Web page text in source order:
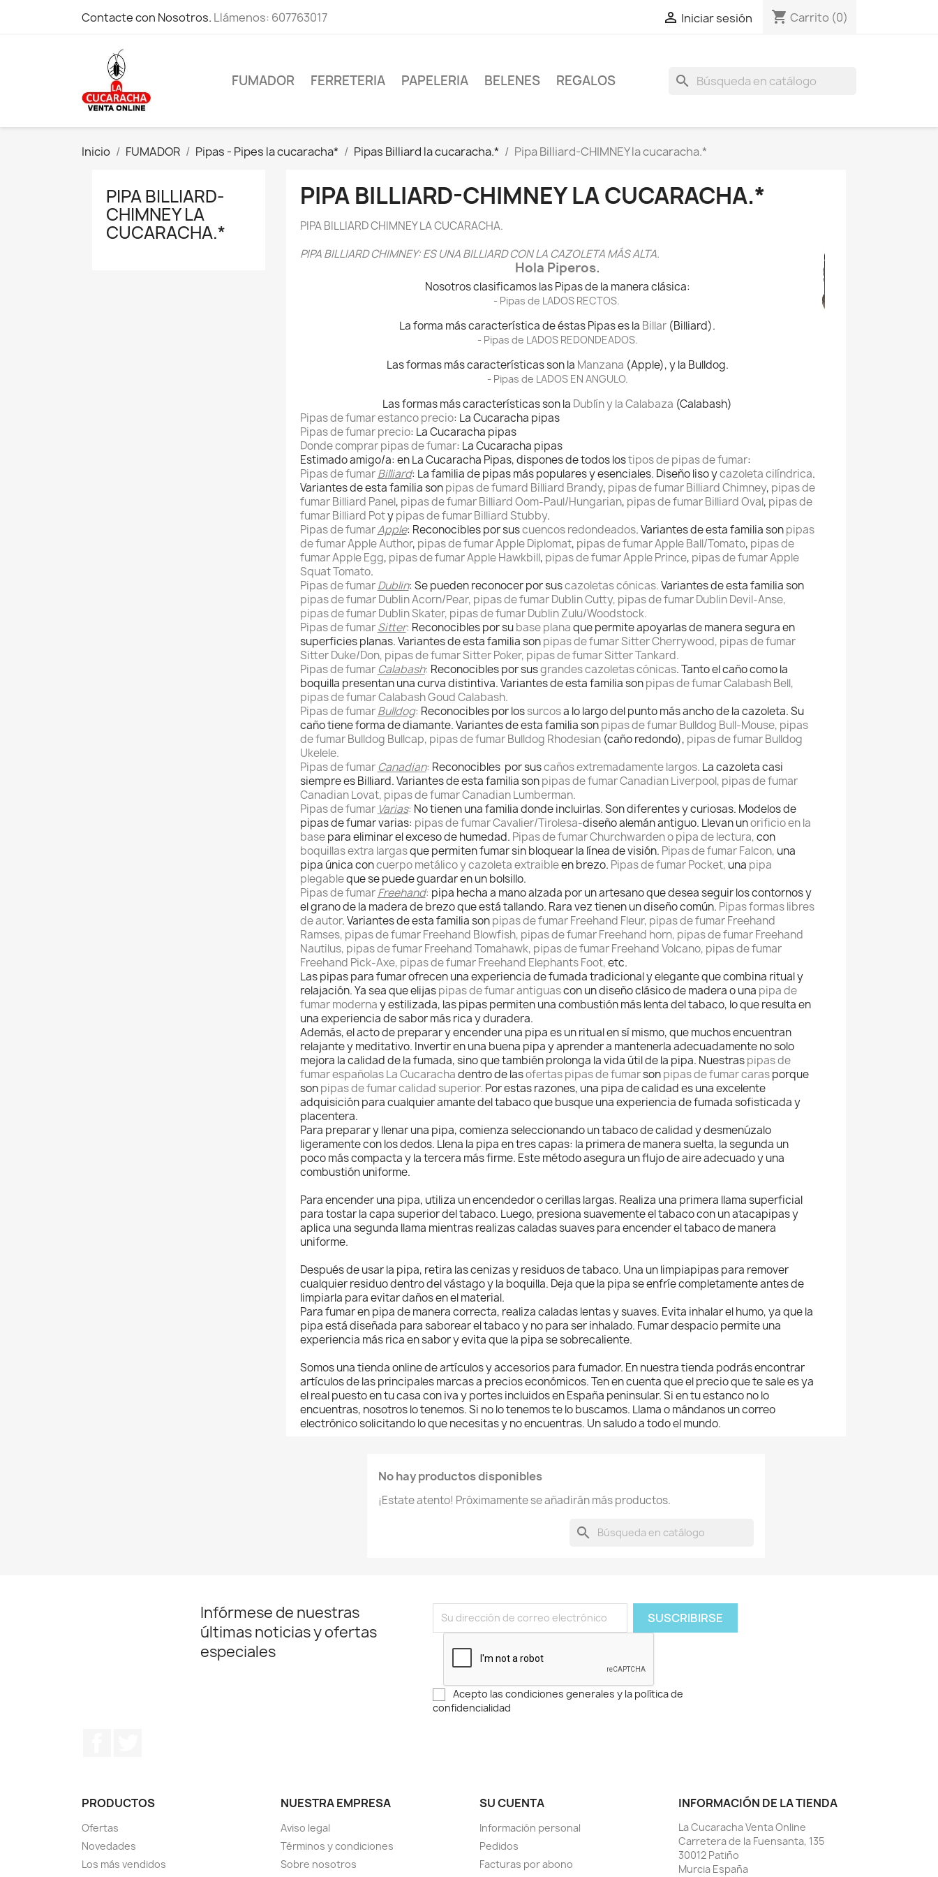
Contacte con Nosotros. Llámenos: 607763017  Iniciar sesión shopping_cart Carrito (0)
FUMADOR FERRETERIA PAPELERIA BELENES REGALOS search
Inicio FUMADOR Pipas - Pipes la cucaracha* Pipas Billiard la cucaracha.* Pipa Billiard-CHIMNEY la cucaracha.*
PIPA BILLIARD-
CHIMNEY LA
CUCARACHA.*
PIPA BILLIARD-CHIMNEY LA CUCARACHA.*
PIPA BILLIARD CHIMNEY LA CUCARACHA.
PIPA BILLIARD CHIMNEY: ES UNA BILLIARD CON LA CAZOLETA MÁS ALTA.
Hola Piperos.
Nosotros clasificamos las Pipas de la manera clásica:
- Pipas de LADOS RECTOS.
La forma más característica de éstas Pipas es la Billar (Billiard).
- Pipas de LADOS REDONDEADOS.
Las formas más características son la Manzana (Apple), y la Bulldog.
- Pipas de LADOS EN ANGULO.
Las formas más características son la Dublín y la Calabaza (Calabash)
Pipas de fumar estanco precio: La Cucaracha pipas
Pipas de fumar precio: La Cucaracha pipas
Donde comprar pipas de fumar: La Cucaracha pipas
Estimado amigo/a: en La Cucaracha Pipas, dispones de todos lostipos de pipas de fumar:
Pipas de fumarBilliard: La familia de pipas más populares y esenciales. Diseño liso ycazoleta cilíndrica.
Variantes de esta familia sonpipas de fumard Billiard Brandy, pipas de fumar Billiard Chimney, pipas de
fumar Billiard Panel, pipas de fumar Billiard Oom-Paul/Hungarian, pipas de fumar Billiard Oval, pipas de
fumar Billiard Potypipas de fumar Billiard Stubby.
Pipas de fumarApple: Reconocibles por suscuencos redondeados. Variantes de esta familia sonpipas
de fumar Apple Author, pipas de fumar Apple Diplomat, pipas de fumar Apple Ball/Tomato, pipas de
fumar Apple Egg, pipas de fumar Apple Hawkbill, pipas de fumar Apple Prince, pipas de fumar Apple
Squat Tomato.
Pipas de fumarDublin: Se pueden reconocer por suscazoletas cónicas.Variantes de esta familia son
pipas de fumar Dublin Acorn/Pear, pipas de fumar Dublin Cutty, pipas de fumar Dublin Devil-Anse,
pipas de fumar Dublin Skater, pipas de fumar Dublin Zulu/Woodstock.
Pipas de fumarSitter: Reconocibles por subase planaque permite apoyarlas de manera segura en
superficies planas. Variantes de esta familia sonpipas de fumar Sitter Cherrywood, pipas de fumar
Sitter Duke/Don, pipas de fumar Sitter Poker, pipas de fumar Sitter Tankard.
Pipas de fumar Calabash: Reconocibles por susgrandes cazoletas cónicas. Tanto el caño como la
boquilla presentan una curva distintiva. Variantes de esta familia sonpipas de fumar Calabash Bell,
pipas de fumar Calabash Goud Calabash.
Pipas de fumarBulldog: Reconocibles por lossurcosa lo largo del punto más ancho de la cazoleta. Su
caño tiene forma de diamante. Variantes de esta familia sonpipas de fumar Bulldog Bull-Mouse, pipas
de fumar Bulldog Bullcap, pipas de fumar Bulldog Rhodesian (caño redondo), pipas de fumar Bulldog
Ukelele.
Pipas de fumar Canadian: Reconocibles por suscaños extremadamente largos. La cazoleta casi
siempre es Billiard. Variantes de esta familia sonpipas de fumar Canadian Liverpool, pipas de fumar
Canadian Lovat, pipas de fumar Canadian Lumberman.
Pipas de fumar Varias: No tienen una familia donde incluirlas. Son diferentes y curiosas. Modelos de
pipas de fumar varias: pipas de fumar Cavalier/Tirolesa-diseño alemán antiguo. Llevan unorificio en la
basepara eliminar el exceso de humedad. Pipas de fumar Churchwarden o pipa de lectura,con
boquillas extra largasque permiten fumar sin bloquear la línea de visión. Pipas de fumar Falcon, una
pipa única concuerpo metálico y cazoleta extraibleen brezo. Pipas de fumar Pocket, una pipa
plegableque se puede guardar en un bolsillo.
Pipas de fumarFreehand: pipa hecha a mano alzada por un artesano que desea seguir los contornos y
el grano de la madera de brezo que está tallando. Rara vez tienen un diseño común. Pipas formas libres
de autor. Variantes de esta familia sonpipas de fumar Freehand Fleur, pipas de fumar Freehand
Ramses, pipas de fumar Freehand Blowfish, pipas de fumar Freehand horn, pipas de fumar Freehand
Nautilus, pipas de fumar Freehand Tomahawk, pipas de fumar Freehand Volcano, pipas de fumar
Freehand Pick-Axe, pipas de fumar Freehand Elephants Foot,etc.
Las pipas para fumar ofrecen una experiencia de fumada tradicional y elegante que combina ritual y
relajación. Ya sea que elijaspipas de fumar antiguascon un diseño clásico de madera o una pipa de
fumar modernay estilizada, las pipas permiten una combustión más lenta del tabaco, lo que resulta en
una experiencia de sabor más rica y duradera.
Además, el acto de preparar y encender una pipa es un ritual en sí mismo, que muchos encuentran
relajante y meditativo. Invertir en una buena pipa y aprender a mantenerla adecuadamente no solo
mejora la calidad de la fumada, sino que también prolonga la vida útil de la pipa. Nuestraspipas de
fumar españolas La Cucarachadentro de lasofertas pipas de fumarsonpipas de fumar carasporque
sonpipas de fumar calidad superior. Por estas razones, una pipa de calidad es una excelente
adquisición para cualquier amante del tabaco que busque una experiencia de fumada sofisticada y
placentera.
Para preparar y llenar una pipa, comienza seleccionando un tabaco de calidad y desmenúzalo
ligeramente con los dedos. Llena la pipa en tres capas: la primera de manera suelta, la segunda un
poco más compacta y la tercera más firme. Este método asegura un flujo de aire adecuado y una
combustión uniforme.
Para encender una pipa, utiliza un encendedor o cerillas largas. Realiza una primera llama superficial
para tostar la capa superior del tabaco. Luego, presiona suavemente el tabaco con un atacapipas y
aplica una segunda llama mientras realizas caladas suaves para encender el tabaco de manera
uniforme.
Después de usar la pipa, retira las cenizas y residuos de tabaco. Una un limpiapipas para remover
cualquier residuo dentro del vástago y la boquilla. Deja que la pipa se enfríe completamente antes de
limpiarla para evitar daños en el material.
Para fumar en pipa de manera correcta, realiza caladas lentas y suaves. Evita inhalar el humo, ya que la
pipa está diseñada para saborear el tabaco y no para ser inhalado. Fumar despacio permite una
experiencia más rica en sabor y evita que la pipa se sobrecaliente.
Somos una tienda online de artículos y accesorios para fumador. En nuestra tienda podrás encontrar
artículos de las principales marcas a precios económicos. Ten en cuenta que el precio que te sale es ya
el real puesto en tu casa con iva y portes incluidos en España peninsular. Si en tu estanco no lo
encuentras, nosotros lo tenemos. Si no lo tenemos te lo buscamos. Llama o mándanos un correo
electrónico solicitando lo que necesitas y no encuentras. Un saludo a todo el mundo.
No hay productos disponibles
¡Estate atento! Próximamente se añadirán más productos.
search
Infórmese de nuestras
últimas noticias y ofertas
especiales
Acepto las condiciones generales y la política de
confidencialidad
PRODUCTOS
Ofertas
Novedades
Los más vendidos
NUESTRA EMPRESA
Aviso legal
Términos y condiciones
Sobre nosotros
SU CUENTA
Información personal
Pedidos
Facturas por abono
INFORMACIÓN DE LA TIENDA
La Cucaracha Venta Online
Carretera de la Fuensanta, 135
30012 Patiño
Murcia España